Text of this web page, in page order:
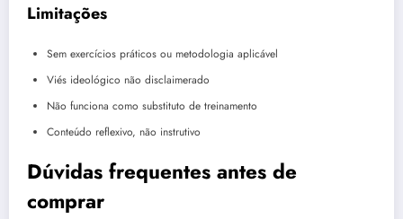
Limitações
Sem exercícios práticos ou metodologia aplicável
Viés ideológico não disclaimerado
Não funciona como substituto de treinamento
Conteúdo reflexivo, não instrutivo
Dúvidas frequentes antes de
comprar